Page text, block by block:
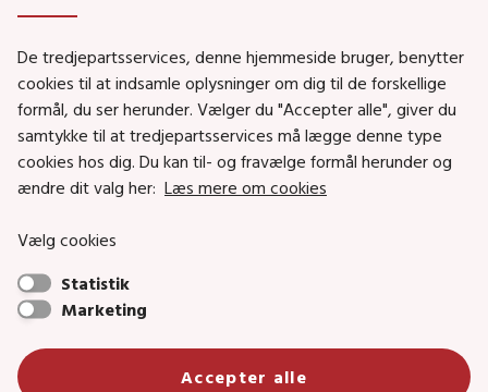
Social- og Boligministeriet
Job i Social- og Boligstyrelsen
Puljer og tilskud
Nyhedsbreve
Social- og Boligstyrelsens nyheder som RSS feed
Social- og Boligstyrelsen • Tlf.: 72 42 37 00 •
sikkermail• EAN-nr.: 5798000354838 • CVR-nr.:
De tredjepartsservices, denne hjemmeside bruger, benytter
cookies til at indsamle oplysninger om dig til de forskellige
formål, du ser herunder. Vælger du "Accepter alle", giver du
samtykke til at tredjepartsservices må lægge denne type
cookies hos dig. Du kan til- og fravælge formål herunder og
ændre dit valg her: Læs mere om cookies
Vælg cookies
Statistik
Marketing
Accepter alle